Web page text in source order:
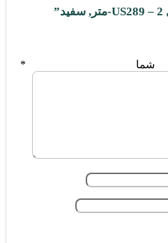
شما *